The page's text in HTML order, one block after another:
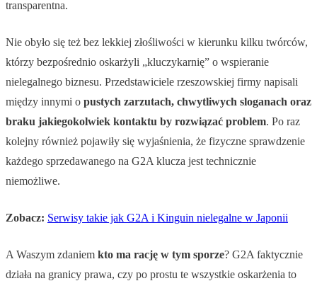
transparentna.
Nie obyło się też bez lekkiej złośliwości w kierunku kilku twórców,
którzy bezpośrednio oskarżyli „kluczykarnię” o wspieranie
nielegalnego biznesu. Przedstawiciele rzeszowskiej firmy napisali
między innymi o pustych zarzutach, chwytliwych sloganach oraz
braku jakiegokolwiek kontaktu by rozwiązać problem. Po raz
kolejny również pojawiły się wyjaśnienia, że fizyczne sprawdzenie
każdego sprzedawanego na G2A klucza jest technicznie
niemożliwe.
Zobacz: Serwisy takie jak G2A i Kinguin nielegalne w Japonii
A Waszym zdaniem kto ma rację w tym sporze? G2A faktycznie
działa na granicy prawa, czy po prostu te wszystkie oskarżenia to